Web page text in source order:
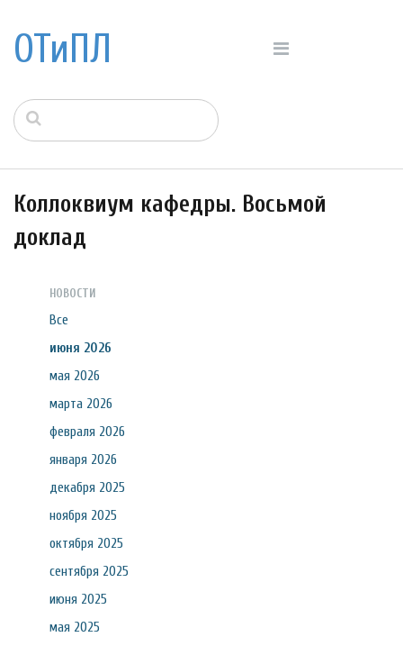
ОТиПЛ
Коллоквиум кафедры. Восьмой
доклад
НОВОСТИ
Все
июня 2026
мая 2026
марта 2026
февраля 2026
января 2026
декабря 2025
ноября 2025
октября 2025
сентября 2025
июня 2025
мая 2025